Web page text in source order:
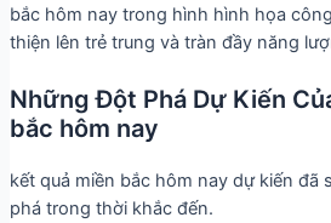
bắc hôm nay trong hình hình họa
thiện lên trẻ trung và tràn đầy năng
Những Đột Phá Dự Kiến
bắc hôm nay
kết quả miền bắc hôm nay dự kiến đã
phá trong thời khắc đến.